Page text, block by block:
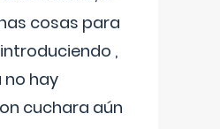
cosas para
,
no hay
cuchara aún